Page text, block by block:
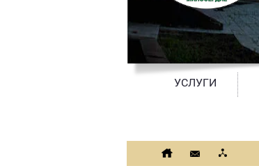
УСЛУГИ